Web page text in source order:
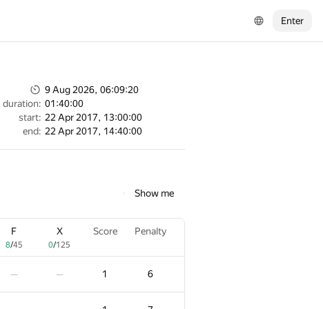
Enter
9 Aug 2026, 06:09:20
duration: 01:40:00
start: 22 Apr 2017, 13:00:00
end: 22 Apr 2017, 14:40:00
Show me
F
8/45
X
0/125
Score Penalty
— — 1 6